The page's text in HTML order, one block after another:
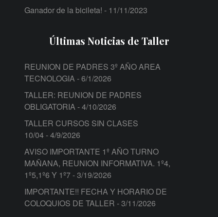
Ganador de la bicileta! - 11/11/2023
Últimas Noticias de Taller
REUNION DE PADRES 3º AÑO AREA
TECNOLOGIA- 6/1/2026
TALLER: REUNION DE PADRES
OBLIGATORIA- 4/10/2026
TALLER CURSOS SIN CLASES
10/04- 4/9/2026
AVISO IMPORTANTE 1º AÑO TURNO
MAÑANA, REUNION INFORMATIVA. 1º4,
1º5,1º6 Y 1º7- 3/19/2026
IMPORTANTE!! FECHA Y HORARIO DE
COLOQUIOS DE TALLER - 3/11/2026